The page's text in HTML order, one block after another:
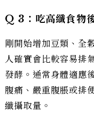
Q 3 ：吃高纖食物
剛開始增加豆類、全
人確實會比較容易排
發酵。通常身體適應
腹痛、嚴重腹脹或排
纖攝取量。